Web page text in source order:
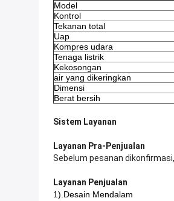
Model
Kontrol
Tekanan total
Uap
Kompres udara
Tenaga listrik
Kekosongan
air yang dikeringkan
Dimensi
Berat bersih
Sistem Layanan
Layanan Pra-Penjualan
Sebelum pesanan
Layanan Penjualan
1).Desain Mendalam